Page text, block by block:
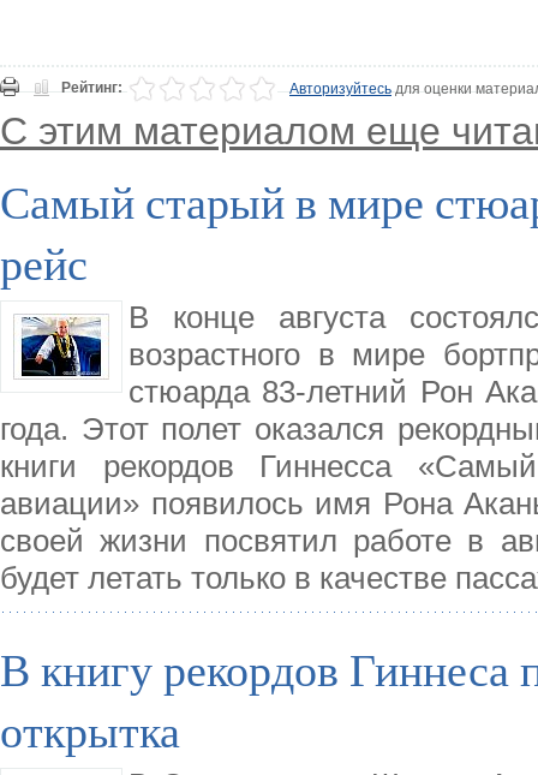
Рейтинг: Авторизуйтесьдля оценки
С этим материалом еще
Самый старый в мире
рейс
В конце августа
возрастного в мире
стюарда 83-летний Рон
года. Этот полет оказался
книги рекордов Гиннесса
авиации» появилось имя Рона
своей жизни посвятил работе в
будет летать только в качестве
В книгу рекордов Гиннеса
открытка